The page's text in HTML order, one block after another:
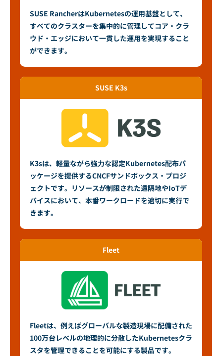
SUSE RancherはKubernetesの運用基盤として、
すべてのクラスターを集中的に管理してコア・クラ
ウド・エッジにおいて一貫した運用を実現すること
ができます。
SUSE K3s
K3sは、軽量ながら強力な認定Kubernetes配布パ
ッケージを提供するCNCFサンドボックス・プロジ
ェクトです。リソースが制限された遠隔地やIoTデ
バイスにおいて、本番ワークロードを適切に実行で
きます。
Fleet
Fleetは、例えばグローバルな製造現場に配備された
100万台レベルの地理的に分散したKubernetesクラ
スタを管理できることを可能にする製品です。